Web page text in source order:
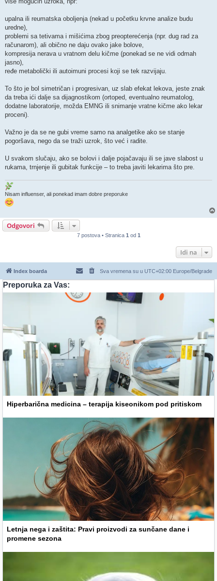
upalna ili reumatska oboljenja (nekad u početku krvne analize budu
uredne),
problemi sa tetivama i mišićima zbog preopterećenja (npr. dug rad za
računarom), ali obično ne daju ovako jake bolove,
kompresija nerava u vratnom delu kičme (ponekad se ne vidi odmah
jasno),
ređe metabolički ili autoimuni procesi koji se tek razvijaju.
To što je bol simetričan i progresivan, uz slab efekat lekova, jeste znak
da treba ići dalje sa dijagnostikom (ortoped, eventualno reumatolog,
dodatne laboratorije, možda EMNG ili snimanje vratne kičme ako lekar
proceni).
Važno je da se ne gubi vreme samo na analgetike ako se stanje
pogoršava, nego da se traži uzrok, što već i radite.
U svakom slučaju, ako se bolovi i dalje pojačavaju ili se jave slabost u
rukama, trnjenje ili gubitak funkcije – to treba javiti lekarima što pre.
Nisam influenser, ali ponekad imam dobre preporuke
Odgovori
7 postova • Stranica 1 od 1
Idi na
Index boarda Sva vremena su u UTC+02:00 Europe/Belgrade
Preporuka za Vas:
Hiperbarična medicina – terapija kiseonikom pod pritiskom
Letnja nega i zaštita: Pravi proizvodi za sunčane dane i
promene sezona